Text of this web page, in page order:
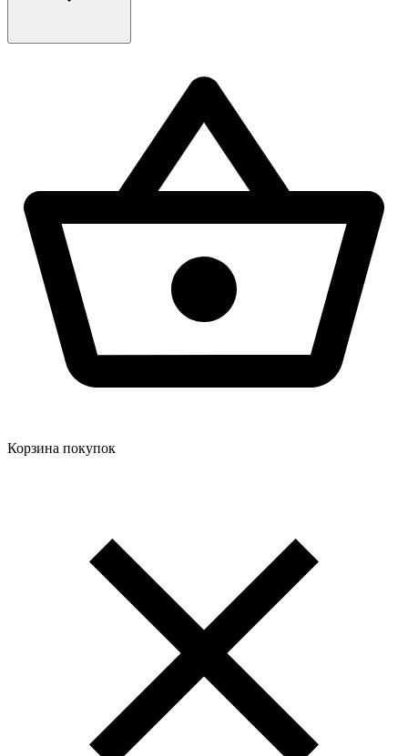
Корзина покупок